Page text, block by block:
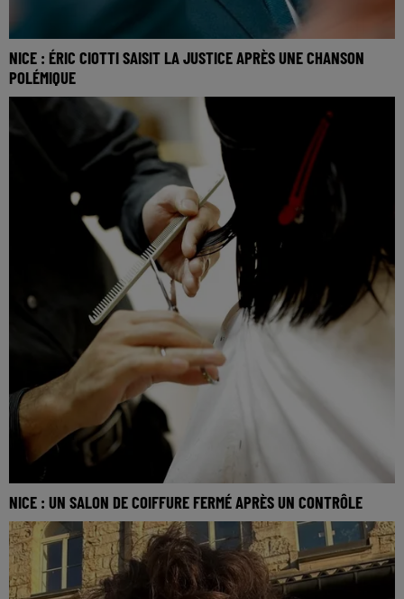
NICE : ÉRIC CIOTTI SAISIT LA JUSTICE APRÈS UNE CHANSON
POLÉMIQUE
NICE : UN SALON DE COIFFURE FERMÉ APRÈS UN CONTRÔLE